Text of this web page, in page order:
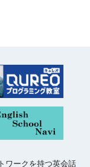
ワークを持つ英会話